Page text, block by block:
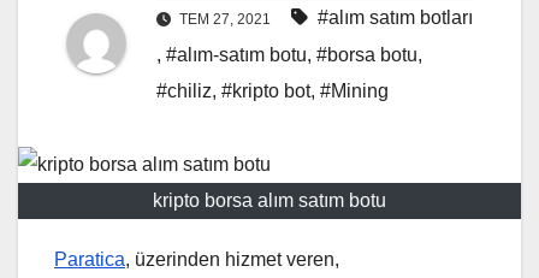
TEM 27, 2021
#alım satım botları
, #alım-satım botu, #borsa botu,
#chiliz, #kripto bot, #Mining
kripto borsa alım satım botu
Paratica, üzerinden hizmet veren,